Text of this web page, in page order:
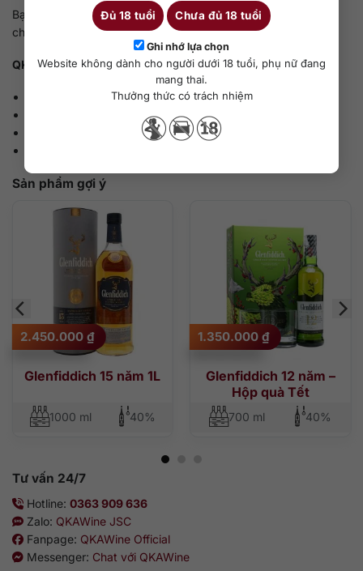
Đủ 18 tuổi Chưa đủ 18 tuổi
Ghi nhớ lựa chọn
Website không dành cho người dưới 18 tuổi, phụ nữ đang
mang thai.
Thưởng thức có trách nhiệm
Bạn đang tìm đối tác cung cấp rượu Glenfiddich số lượng lớn
cho sự kiện, quà tặng doanh nghiệp hoặc nhà hàng?
QKAWinehỗ trợ:
Báo giá sỉ và chiết khấu tốt cho đơn hàng từ 5 chai trở lên;
Tư vấn chọn dòng rượu phù hợp với ngân sách;
Đóng gói chuyên nghiệp, in logo theo yêu cầu;
Sản phẩm gợi ý
Glenfiddich 15 năm 1L
2.450.000 ₫
1000 ml 40%
Glenfiddich 12 năm –
Hộp quà Tết
1.350.000 ₫
700 ml 40%
Tư vấn 24/7
Hotline: 0363 909 636
Zalo: QKAWine JSC
Fanpage: QKAWine Official
Messenger: Chat với QKAWine